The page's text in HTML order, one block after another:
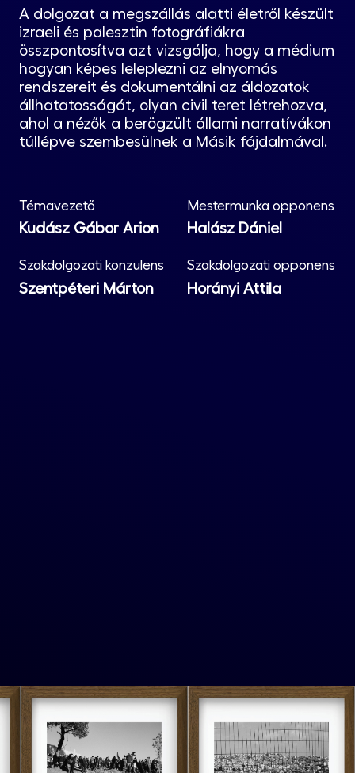
A dolgozat a megszállás alatti életről készült
izraeli és palesztin fotográfiákra
összpontosítva azt vizsgálja, hogy a médium
hogyan képes leleplezni az elnyomás
rendszereit és dokumentálni az áldozatok
állhatatosságát, olyan civil teret létrehozva,
ahol a nézők a berögzült állami narratívákon
túllépve szembesülnek a Másik fájdalmával.
Témavezető
Kudász Gábor Arion
Mestermunka opponens
Halász Dániel
Szakdolgozati konzulens
Szentpéteri Márton
Szakdolgozati opponens
Horányi Attila